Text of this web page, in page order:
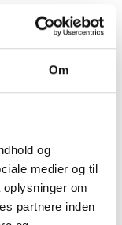
Om
og
medier og til
om
partnere inden
5074 - 95 liter
Bica's
design gør